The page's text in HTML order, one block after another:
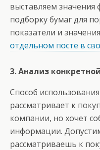
выставляем
подборку бумаг для
показатели и
отдельном посте в
3. Анализ
Способ
рассматривает к
компании, но хочет
информации.
рассматриваешь к